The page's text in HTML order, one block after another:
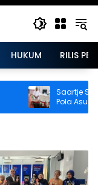
HUKUM RILIS
Saartje
Pola Asuh
Anak